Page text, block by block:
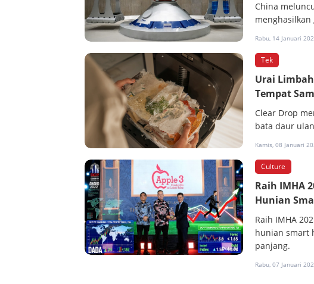
China
menghasilkan
Rabu, 14 Januari
Tek
Urai
Tempat
Clear Drop
bata daur
Kamis, 08 Januari
Culture
Raih IMHA
Hunian
Raih IMHA
hunian smart
panjang.
Rabu, 07 Januari